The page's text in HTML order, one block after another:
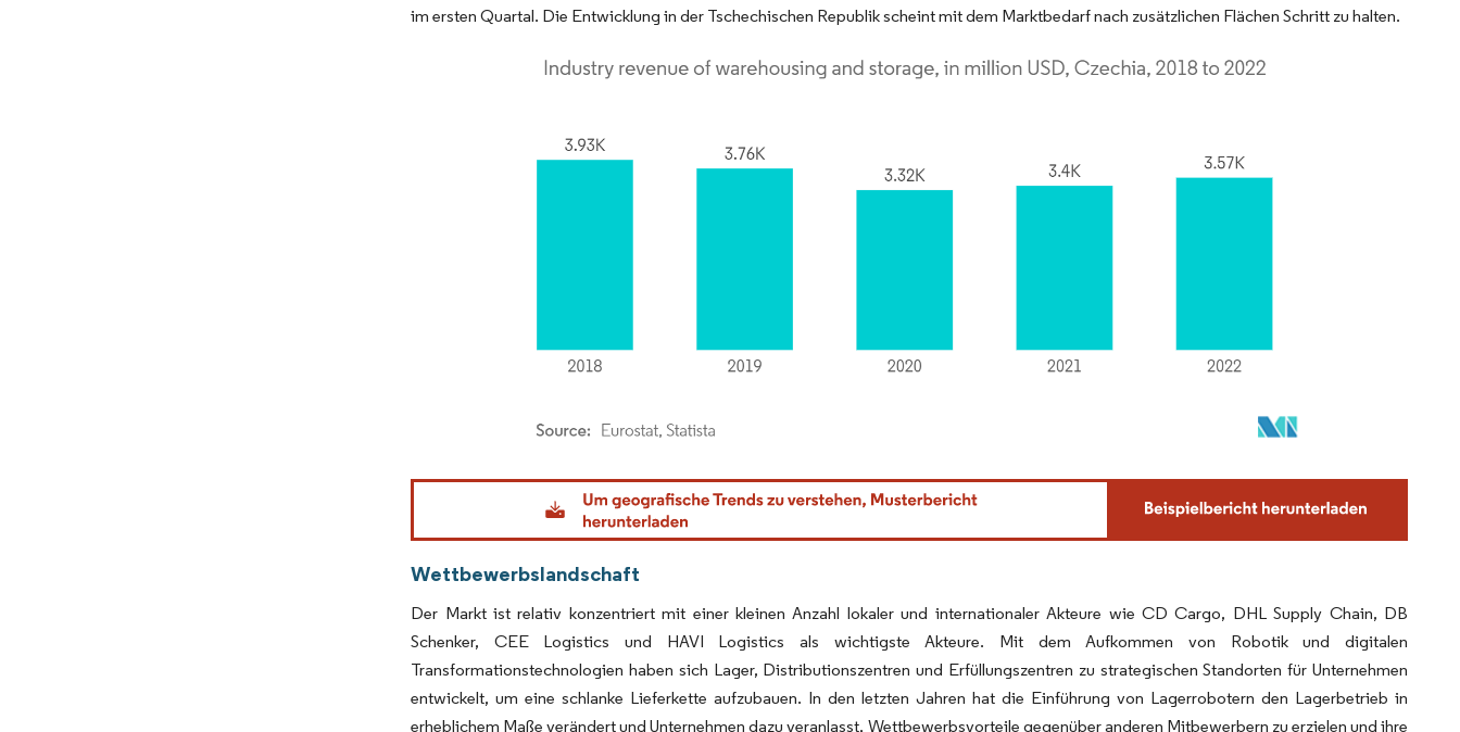
im ersten Quartal. Die Entwicklung in der Tschechischen Republik scheint mit dem Marktbedarf nach zusätzlichen Flächen Schritt zu halten.
Bild © Mordor Intelligence. Wiederverwendung erfordert Namensnennung gemäß CC BY 4.0.
Wettbewerbslandschaft
Der Markt ist relativ konzentriert mit einer kleinen Anzahl lokaler und internationaler Akteure wie CD Cargo, DHL Supply Chain, DB
Schenker, CEE Logistics und HAVI Logistics als wichtigste Akteure. Mit dem Aufkommen von Robotik und digitalen
Transformationstechnologien haben sich Lager, Distributionszentren und Erfüllungszentren zu strategischen Standorten für Unternehmen
entwickelt, um eine schlanke Lieferkette aufzubauen. In den letzten Jahren hat die Einführung von Lagerrobotern den Lagerbetrieb in
erheblichem Maße verändert und Unternehmen dazu veranlasst, Wettbewerbsvorteile gegenüber anderen Mitbewerbern zu erzielen und ihre